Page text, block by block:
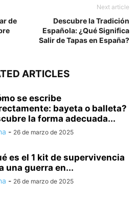
de
Next article
Descubre la Tradición
Española: ¿Qué Significa
Salir de Tapas en España?
ARTICLES
se escribe
bayeta o balleta?
la forma adecuada...
- 26 de marzo de 2025
es el 1 kit de supervivencia
una guerra en...
- 26 de marzo de 2025